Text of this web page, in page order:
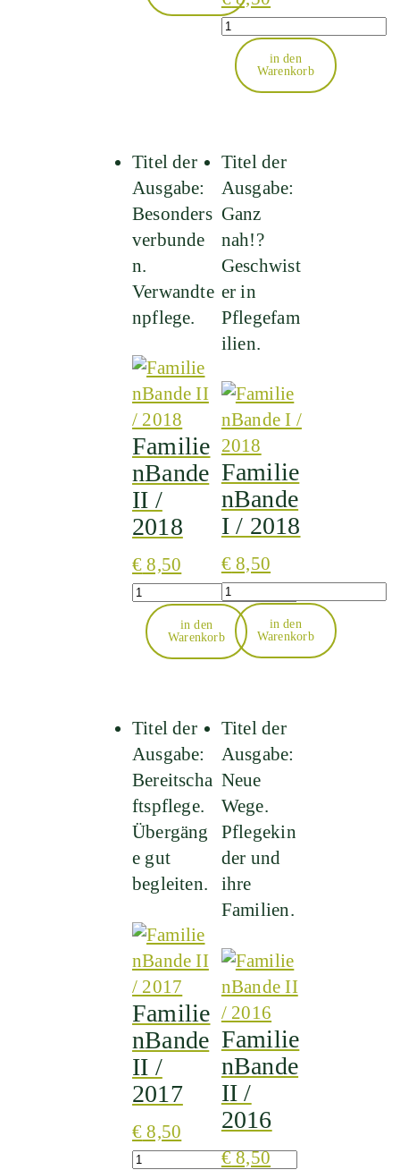
Quantity
in den
Warenkorb
Titel der
Ausgabe:
Besonders
verbunde
n.
Verwandte
npflege.
Familie
nBande
II /
2018
€ 8,50
Quantity
in den
Warenkorb
Titel der
Ausgabe:
Ganz
nah!?
Geschwist
er in
Pflegefam
ilien.
Familie
nBande
I / 2018
€ 8,50
Quantity
in den
Warenkorb
Titel der
Ausgabe:
Bereitscha
ftspflege.
Übergäng
e gut
begleiten.
Familie
nBande
II /
2017
€ 8,50
Quantity
Titel der
Ausgabe:
Neue
Wege.
Pflegekin
der und
ihre
Familien.
Familie
nBande
II /
2016
€8,50